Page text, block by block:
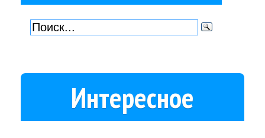
Интересное